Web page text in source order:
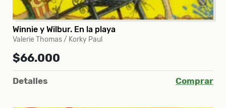
Winnie y Wilbur. En la playa
Valerie Thomas / Korky Paul
$66.000
Detalles Comprar